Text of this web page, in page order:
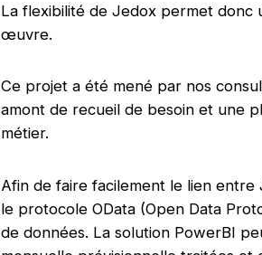
La flexibilité de Jedox permet donc
œuvre.
Ce projet a été mené par nos
amont de recueil de besoin et une
métier.
Afin de faire facilement le lien entre
le protocole OData (Open Data
de données. La solution PowerBI